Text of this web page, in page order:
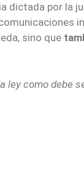
dictada por la
sino que
ley como debe